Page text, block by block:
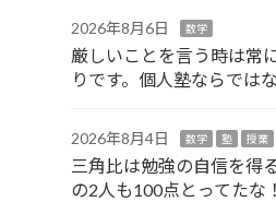
2026年8月6日 数学
厳しいことを言う時は常
りです。個人塾ならでは
2026年8月4日 数学 塾 授業
三角比は勉強の自信を得
の2人も100点とってたな！